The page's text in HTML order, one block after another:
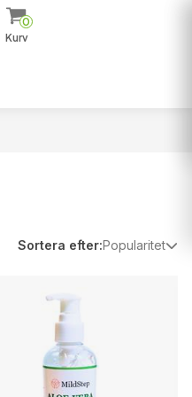
0
Kurv
Sortera efter:Popularitet